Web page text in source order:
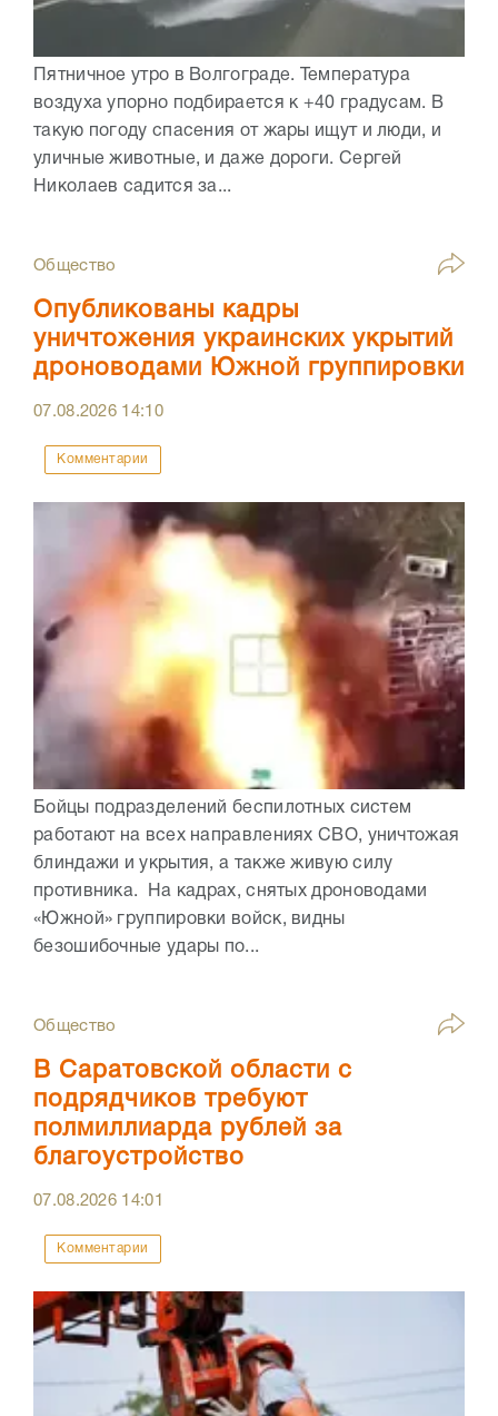
Пятничное утро в Волгограде. Температура
воздуха упорно подбирается к +40 градусам. В
такую погоду спасения от жары ищут и люди, и
уличные животные, и даже дороги. Сергей
Николаев садится за...
Общество
Опубликованы кадры
уничтожения украинских укрытий
дроноводами Южной группировки
07.08.2026 14:10
Комментарии
Бойцы подразделений беспилотных систем
работают на всех направлениях СВО, уничтожая
блиндажи и укрытия, а также живую силу
противника. На кадрах, снятых дроноводами
«Южной» группировки войск, видны
безошибочные удары по...
Общество
В Саратовской области с
подрядчиков требуют
полмиллиарда рублей за
благоустройство
07.08.2026 14:01
Комментарии